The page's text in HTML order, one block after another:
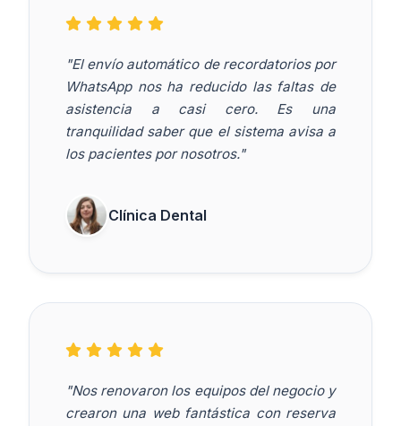
"El envío automático de recordatorios por
WhatsApp nos ha reducido las faltas de
asistencia a casi cero. Es una
tranquilidad saber que el sistema avisa a
los pacientes por nosotros."
Clínica Dental
"Nos renovaron los equipos del negocio y
crearon una web fantástica con reserva